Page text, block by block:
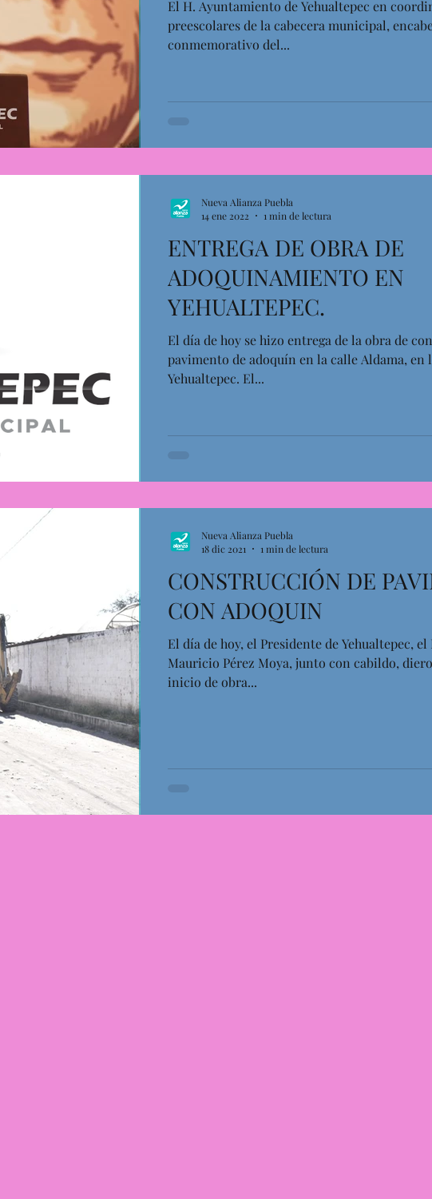
El H. Ayuntamiento de Yehualtepec en
preescolares de la cabecera municipal,
conmemorativo del...
ENTREGA DE OBRA DE
ADOQUINAMIENTO EN
YEHUALTEPEC.
El día de hoy se hizo entrega de la obra de
pavimento de adoquín en la calle Aldama, en
Yehualtepec. El...
Nueva Alianza Puebla
14 ene 2022
1 min de lectura
CONSTRUCCIÓN DE
CON ADOQUIN
El día de hoy, el Presidente de Yehualtepec,
Mauricio Pérez Moya, junto con cabildo,
inicio de obra...
Nueva Alianza Puebla
18 dic 2021
1 min de lectura